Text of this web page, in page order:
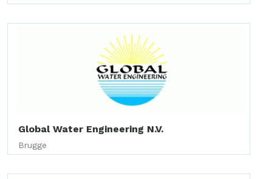
Global Water Engineering N.V.
Brugge